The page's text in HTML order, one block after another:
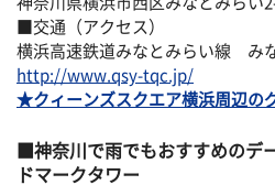
■交通（アクセス）
横浜高速鉄道みなとみらい線 み
http://www.qsy-tqc.jp/
★クィーンズスクエア横浜周辺の
神奈川で雨でもおすすめのデ
ドマークタワー